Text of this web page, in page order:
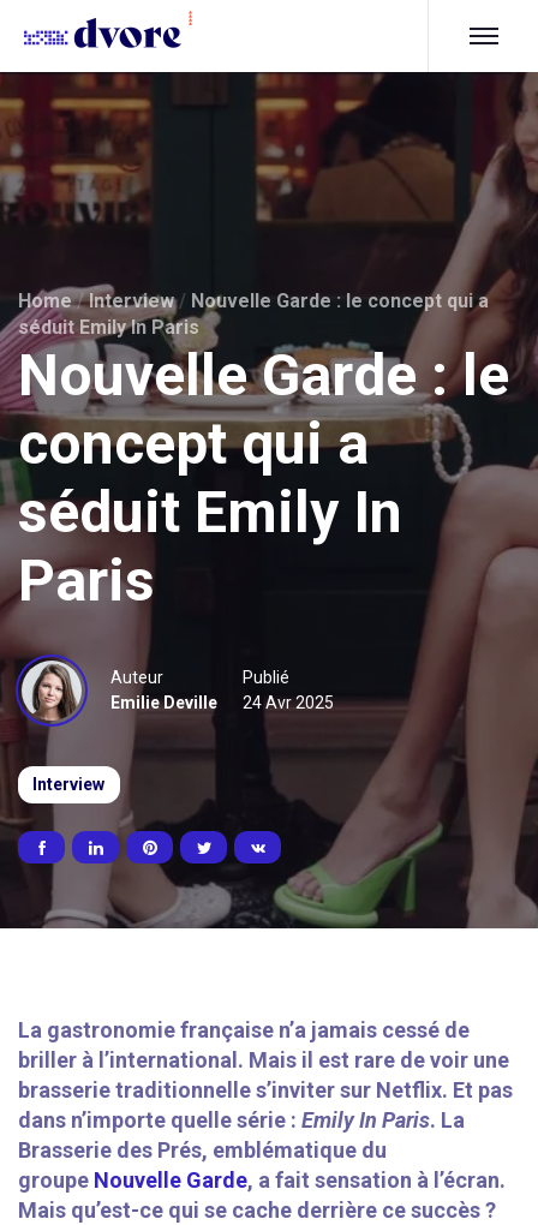
Home / Interview / Nouvelle Garde : le concept qui a
séduit Emily In Paris
Nouvelle Garde : le
concept qui a
séduit Emily In
Paris
Auteur
Emilie Deville
Publié
24 Avr 2025
Interview
La gastronomie française n’a jamais cessé de
briller à l’international. Mais il est rare de voir une
brasserie traditionnelle s’inviter sur Netflix. Et pas
dans n’importe quelle série : Emily In Paris. La
Brasserie des Prés, emblématique du
groupe Nouvelle Garde, a fait sensation à l’écran.
Mais qu’est-ce qui se cache derrière ce succès ?